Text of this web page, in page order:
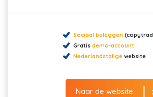
Sociaal beleggen
Gratis demo-account
Nederlandstalige website
Naar de website